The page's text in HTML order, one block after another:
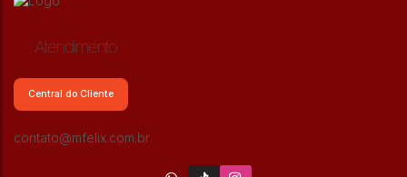
Apartamento com 2 quartos à Venda, Jardim
Atendimento
Central do Cliente
contato@mfelix.com.br